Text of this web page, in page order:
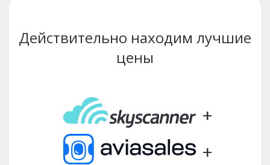
Действительно находим лучшие
цены
+
+